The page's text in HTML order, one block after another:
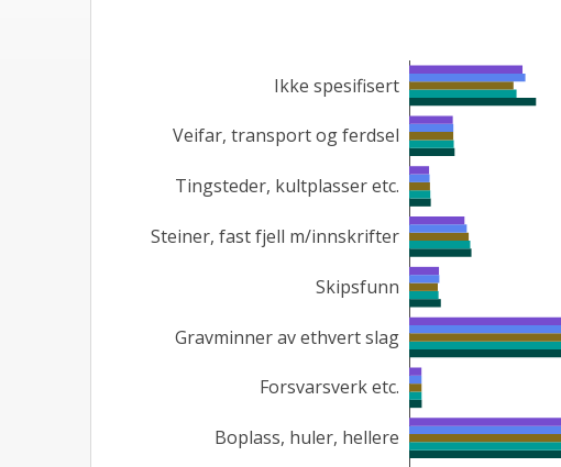
Boplass, huler, hellere
Forsvarsverk etc.
Gravminner av ethvert slag
Skipsfunn
Steiner, fast fjell m/innskrifter
Tingsteder, kultplasser etc.
Veifar, transport og ferdsel
Ikke spesifisert